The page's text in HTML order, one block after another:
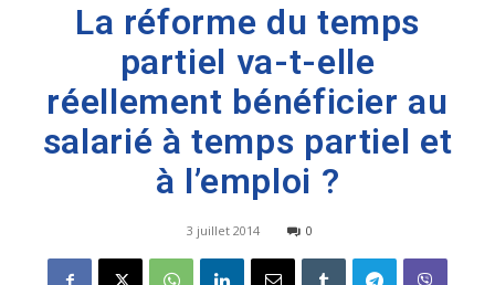
La réforme du temps
partiel va-t-elle
réellement bénéficier au
salarié à temps partiel et
à l’emploi ?
3 juillet 2014 0